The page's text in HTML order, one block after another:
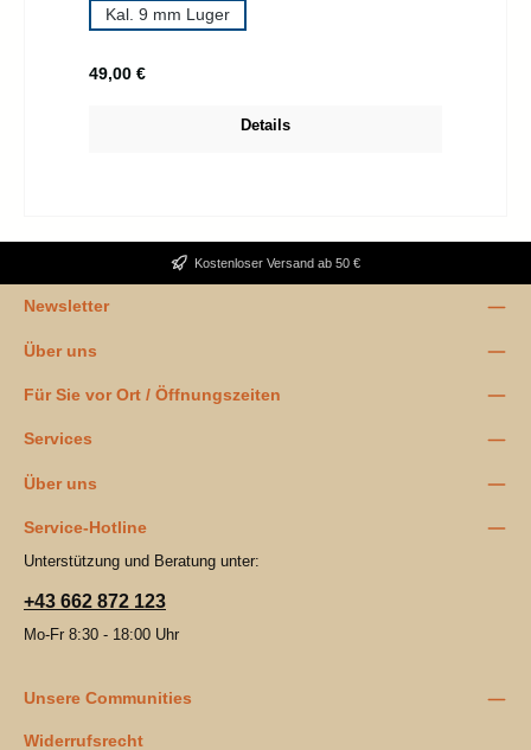
Kal. 9 mm Luger
Regulärer Preis:
49,00 €
Details
Kostenloser Versand ab 50 €
Newsletter
Über uns
Für Sie vor Ort / Öffnungszeiten
Services
Über uns
Service-Hotline
Unterstützung und Beratung unter:
+43 662 872 123
Mo-Fr 8:30 - 18:00 Uhr
Unsere Communities
Widerrufsrecht